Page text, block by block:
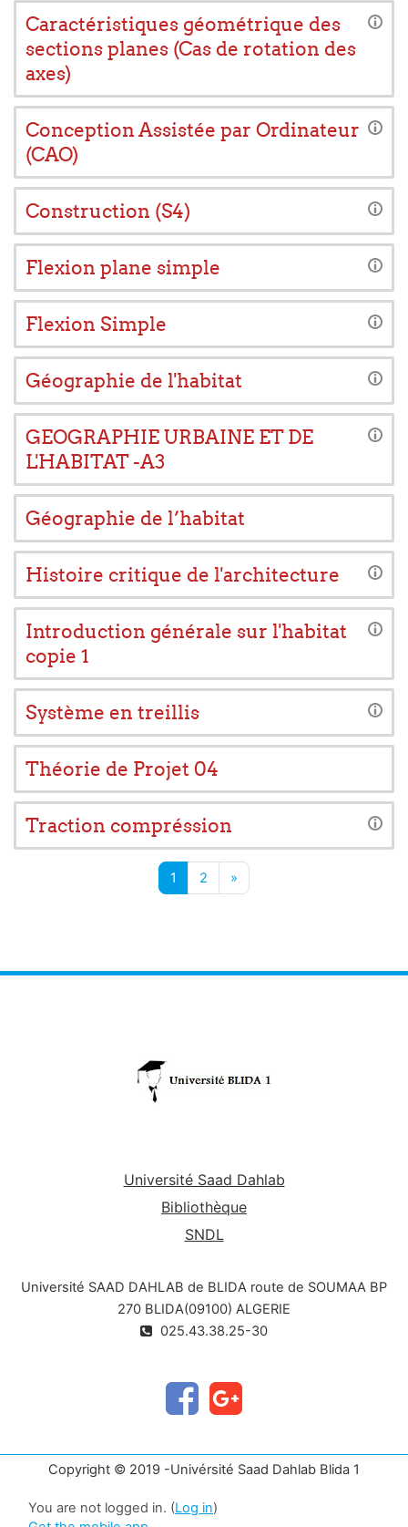
Caractéristiques géométrique des
sections planes (Cas de rotation des
axes)
Conception Assistée par Ordinateur
(CAO)
Construction (S4)
Flexion plane simple
Flexion Simple
Géographie de l'habitat
GEOGRAPHIE URBAINE ET DE
L'HABITAT -A3
Géographie de l’habitat
Histoire critique de l'architecture
Introduction générale sur l'habitat
copie 1
Système en treillis
Théorie de Projet 04
Traction compréssion
1 Page 1
2 Page 2
»
Université Saad Dahlab
Bibliothèque
SNDL
Université SAAD DAHLAB de BLIDA route de SOUMAA BP
270 BLIDA(09100) ALGERIE
025.43.38.25-30
Copyright © 2019 -Univérsité Saad Dahlab Blida 1
You are not logged in. (Log in)